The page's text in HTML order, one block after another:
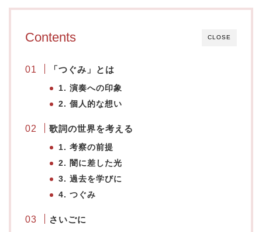
CLOSE
Contents
「つぐみ」とは
1. 演奏への印象
2. 個人的な想い
歌詞の世界を考える
1. 考察の前提
2. 闇に差した光
3. 過去を学びに
4. つぐみ
さいごに